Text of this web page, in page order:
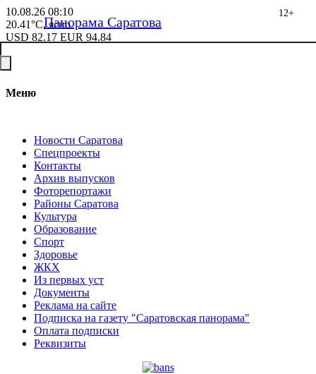
10.08.26 08:10
20.41°C, ясно
USD 82.17 EUR 94.84
Меню
Новости Саратова
Спецпроекты
Контакты
Архив выпусков
Фоторепортажи
Районы Саратова
Культура
Образование
Спорт
Здоровье
ЖКХ
Из пеpвых уст
Документы
Реклама на сайте
Подписка на газету "Саратовская панорама"
Оплата подписки
Реквизиты
Панорама Саратова
12+